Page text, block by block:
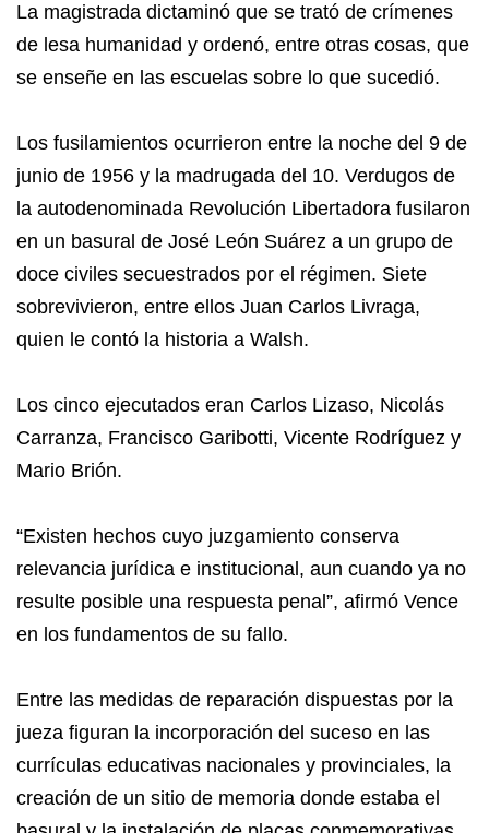
La magistrada dictaminó que se trató de crímenes
de lesa humanidad y ordenó, entre otras cosas, que
se enseñe en las escuelas sobre lo que sucedió.
Los fusilamientos ocurrieron entre la noche del 9 de
junio de 1956 y la madrugada del 10. Verdugos de
la autodenominada Revolución Libertadora fusilaron
en un basural de José León Suárez a un grupo de
doce civiles secuestrados por el régimen. Siete
sobrevivieron, entre ellos Juan Carlos Livraga,
quien le contó la historia a Walsh.
Los cinco ejecutados eran Carlos Lizaso, Nicolás
Carranza, Francisco Garibotti, Vicente Rodríguez y
Mario Brión.
“Existen hechos cuyo juzgamiento conserva
relevancia jurídica e institucional, aun cuando ya no
resulte posible una respuesta penal”, afirmó Vence
en los fundamentos de su fallo.
Entre las medidas de reparación dispuestas por la
jueza figuran la incorporación del suceso en las
currículas educativas nacionales y provinciales, la
creación de un sitio de memoria donde estaba el